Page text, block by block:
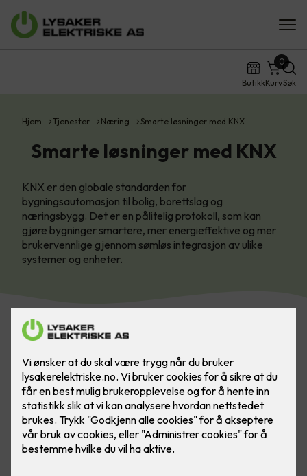
ButikkKurv
0
Søk
Hjem Tjenester Næring Smarte løsninger med KNX
Smarte løsninger med KNX
KNX er den globale standarden for
bygningsautomasjon til bolig, borettslag og
næringsbygg. Det er en pålitelig protokoll, som kan
gjøre bygninger smartere, mer energieffektive og mer
brukervennlige gjennom sømløs integrasjon av ulike
systemer og enheter.